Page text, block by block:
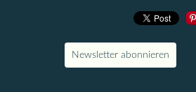
Newsletter abonnieren